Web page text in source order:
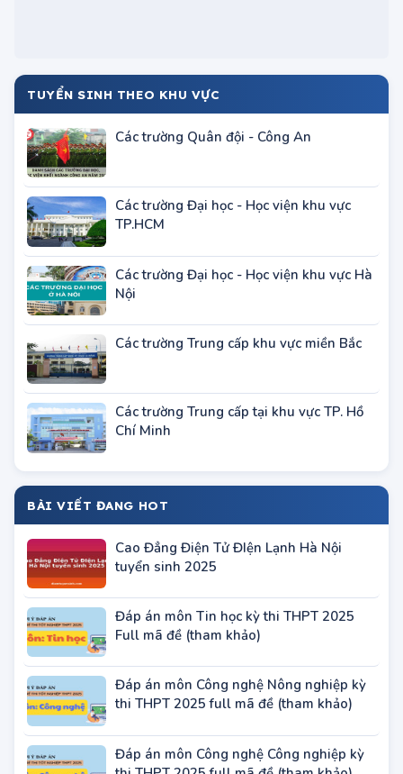
TUYỂN SINH THEO KHU VỰC
TP.HCM
Các trường Đại học - Học viện khu vực Hà
Nội
Chí Minh
BÀI VIẾT ĐANG HOT